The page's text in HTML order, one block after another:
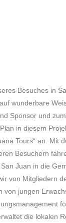
Besuches in
wunderbare
Sponsor und
in diesem
Tours“ an. Mit
Besuchern
Juan in die
von Mitgliedern
von jungen
die lokalen